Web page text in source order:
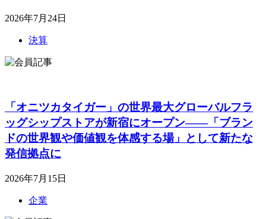
2026年7月24日
決算
「オニツカタイガー」の世界最大グローバルフラ
ッグシップストアが新宿にオープン――「ブラン
ドの世界観や価値観を体感する場」として新たな
発信拠点に
2026年7月15日
企業